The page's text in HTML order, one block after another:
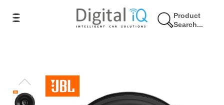
Product
Search...